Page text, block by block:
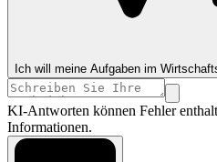
Ich will meine Aufgaben im
KI-Antworten können Fehler
Informationen.